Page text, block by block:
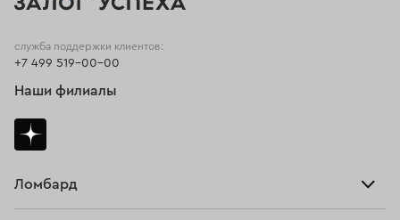
Ломбард
служба поддержки клиентов:
+7 499 519-00-00
Наши филиалы